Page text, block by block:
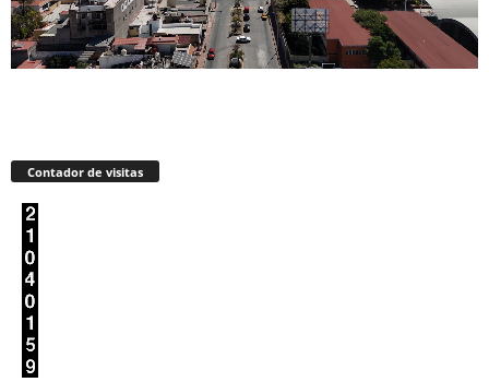
Contador de visitas